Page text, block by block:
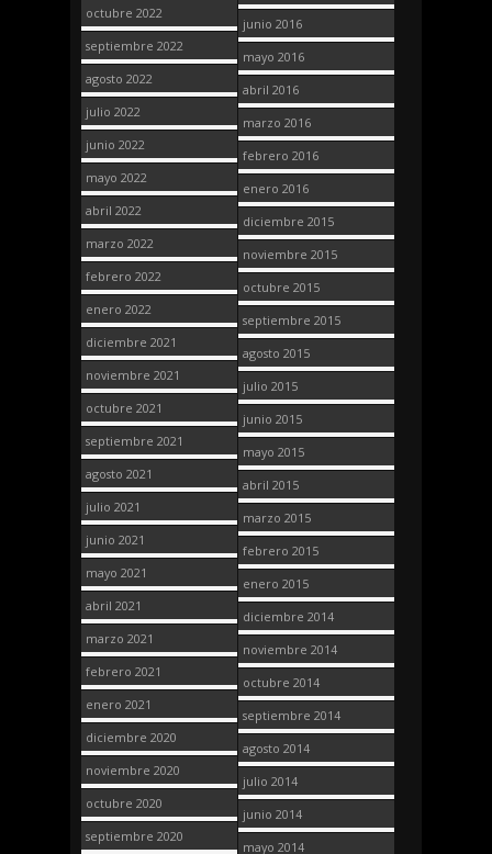
octubre 2022
septiembre 2022
agosto 2022
julio 2022
junio 2022
mayo 2022
abril 2022
marzo 2022
febrero 2022
enero 2022
diciembre 2021
noviembre 2021
octubre 2021
septiembre 2021
agosto 2021
julio 2021
junio 2021
mayo 2021
abril 2021
marzo 2021
febrero 2021
enero 2021
diciembre 2020
noviembre 2020
octubre 2020
septiembre 2020
junio 2016
mayo 2016
abril 2016
marzo 2016
febrero 2016
enero 2016
diciembre 2015
noviembre 2015
octubre 2015
septiembre 2015
agosto 2015
julio 2015
junio 2015
mayo 2015
abril 2015
marzo 2015
febrero 2015
enero 2015
diciembre 2014
noviembre 2014
octubre 2014
septiembre 2014
agosto 2014
julio 2014
junio 2014
mayo 2014